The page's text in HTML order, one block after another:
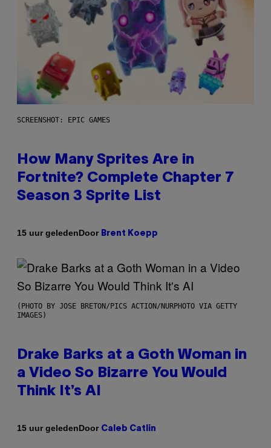
SCREENSHOT: EPIC GAMES
How Many Sprites Are in
Fortnite? Complete Chapter 7
Season 3 Sprite List
15 uur geledenDoor Brent Koepp
(PHOTO BY JOSE BRETON/PICS ACTION/NURPHOTO VIA GETTY
IMAGES)
Drake Barks at a Goth Woman in
a Video So Bizarre You Would
Think It’s AI
15 uur geledenDoor Caleb Catlin